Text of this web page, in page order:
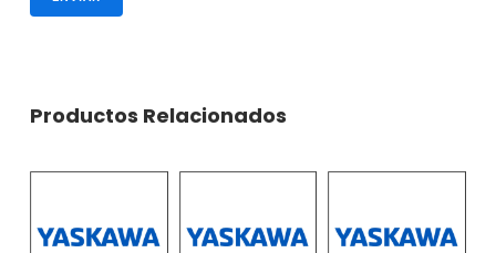
Productos Relacionados